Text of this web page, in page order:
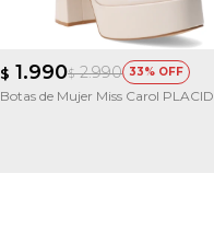
$ 1.990$ 2.990 33
Botas de Mujer Miss Carol PLACID